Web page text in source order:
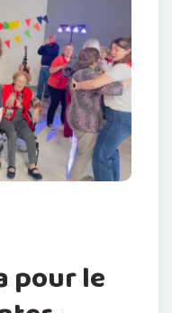
pour le